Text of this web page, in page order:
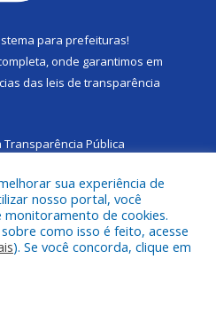
para prefeituras!
onde garantimos em
das leis de transparência
Transparência Pública
Câmara Municipal de Cachoeira
Piriá.
Administrativa
sua experiência de
nosso portal, você
de cookies.
como isso é feito, acesse
). Se você concorda, clique em